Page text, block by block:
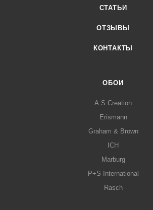
СТАТЬИ
ОТЗЫВЫ
КОНТАКТЫ
ОБОИ
A.S.Creation
Erismann
Graham & Brown
ICH
Marburg
P+S International
Rasch